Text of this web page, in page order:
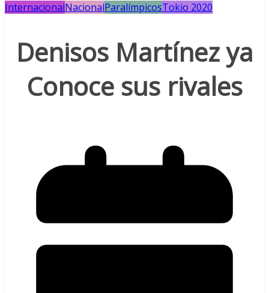
InternacionalNacionalParalímpicosTokio 2020
Denisos Martínez ya
Conoce sus rivales